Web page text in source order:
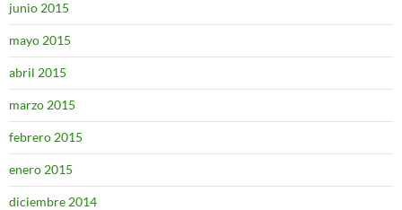
junio 2015
mayo 2015
abril 2015
marzo 2015
febrero 2015
enero 2015
diciembre 2014